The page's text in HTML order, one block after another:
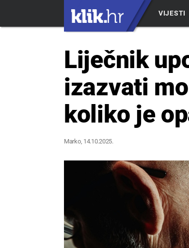
VIJESTI
Liječnik
izazvati
koliko je
Marko, 14.10.2025.